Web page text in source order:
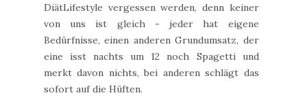
DiätLifestyle vergessen werden, denn keiner
von uns ist gleich - jeder hat eigene
Bedürfnisse, einen anderen Grundumsatz, der
eine isst nachts um 12 noch Spagetti und
merkt davon nichts, bei anderen schlägt das
sofort auf die Hüften.